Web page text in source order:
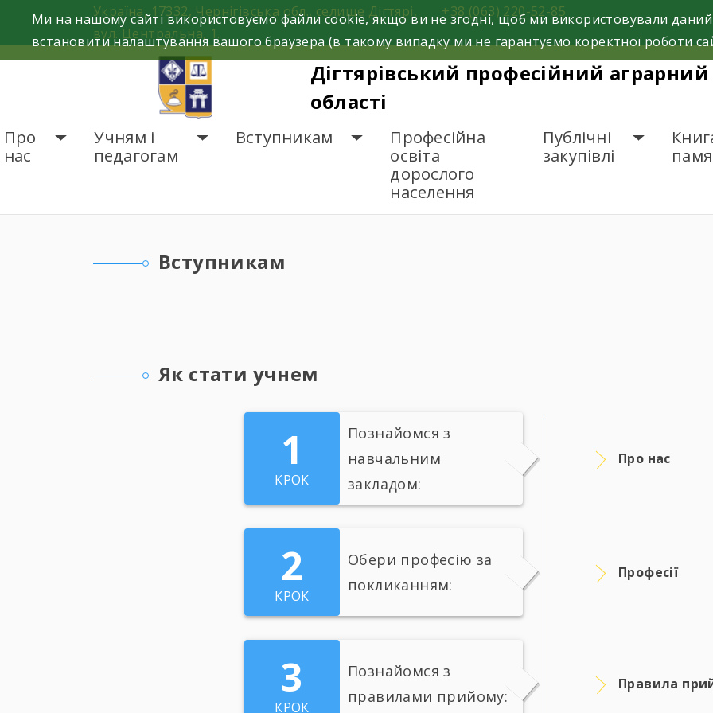
Україна, 17332, Чернігівська обл., селище Дігтярі,
вул. Центральна, 1.
+38 (063) 220-52-85
Дігтярівський професійний аграрний
області
Про
нас
Учням і
педагогам
Вступникам
Професійна
освіта
дорослого
населення
Публічні
закупівлі
Вступникам
Як стати учнем
1
КРОК
Познайомся з
навчальним
закладом:
Про нас
2
КРОК
Обери професію за
покликанням:
Професії
3
КРОК
Познайомся з
правилами прийому:
Правила
Ми на нашому сайті використовуємо файли cookie, якщо ви не згодні, щоб ми використовували
встановити налаштування вашого браузера (в такому випадку ми не гарантуємо коректної роботи